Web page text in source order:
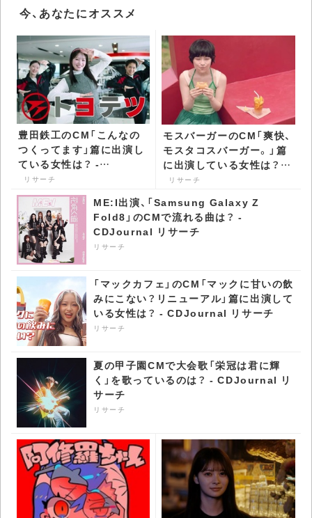
今、あなたにオススメ
豊田鉄工のCM「こんなの
つくってます」篇に出演し
ている女性は？ -
CDJournal リサーチ
リサーチ
モスバーガーのCM「爽快、
モスタコスバーガー。」篇
に出演している女性は？ -
CDJournal リサーチ
リサーチ
ME:I出演、「Samsung Galaxy Z
Fold8」のCMで流れる曲は？ -
CDJournal リサーチ
リサーチ
「マックカフェ」のCM「マックに甘いの飲
みにこない？リニューアル」篇に出演して
いる女性は？ - CDJournal リサーチ
リサーチ
夏の甲子園CMで大会歌「栄冠は君に輝
く」を歌っているのは？ - CDJournal リ
サーチ
リサーチ